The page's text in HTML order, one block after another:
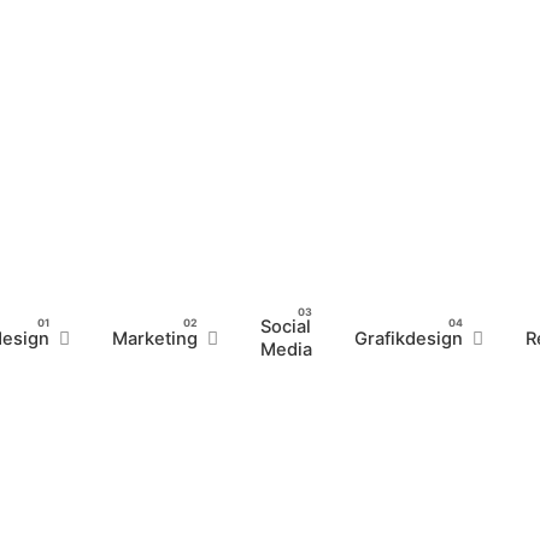
Marketing
Social
Media
Grafikdesign